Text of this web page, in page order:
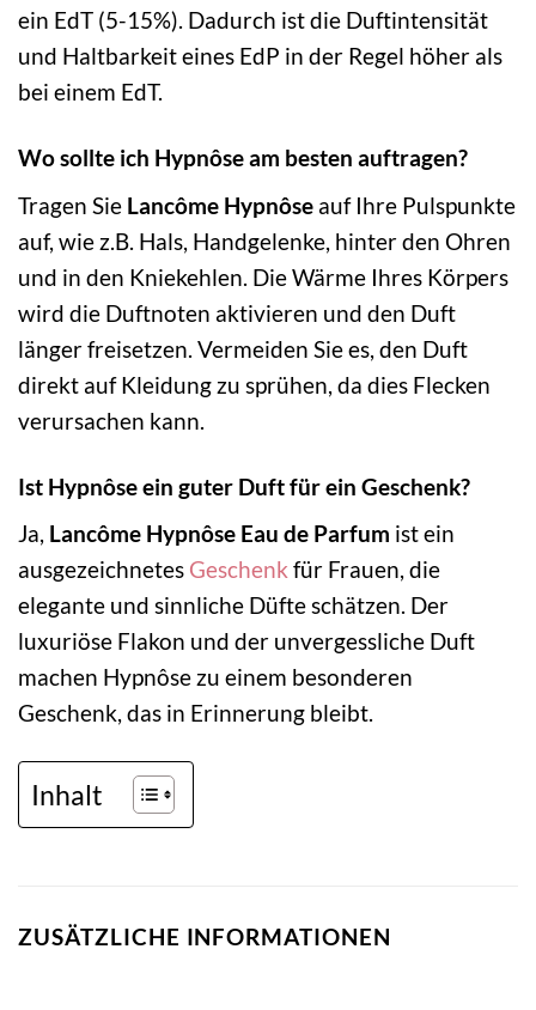
ein EdT (5-15%). Dadurch ist die Duftintensität
und Haltbarkeit eines EdP in der Regel höher als
bei einem EdT.
Wo sollte ich Hypnôse am besten auftragen?
Tragen Sie Lancôme Hypnôse auf Ihre Pulspunkte
auf, wie z.B. Hals, Handgelenke, hinter den Ohren
und in den Kniekehlen. Die Wärme Ihres Körpers
wird die Duftnoten aktivieren und den Duft
länger freisetzen. Vermeiden Sie es, den Duft
direkt auf Kleidung zu sprühen, da dies Flecken
verursachen kann.
Ist Hypnôse ein guter Duft für ein Geschenk?
Ja, Lancôme Hypnôse Eau de Parfum ist ein
ausgezeichnetes Geschenk für Frauen, die
elegante und sinnliche Düfte schätzen. Der
luxuriöse Flakon und der unvergessliche Duft
machen Hypnôse zu einem besonderen
Geschenk, das in Erinnerung bleibt.
Inhalt
ZUSÄTZLICHE INFORMATIONEN